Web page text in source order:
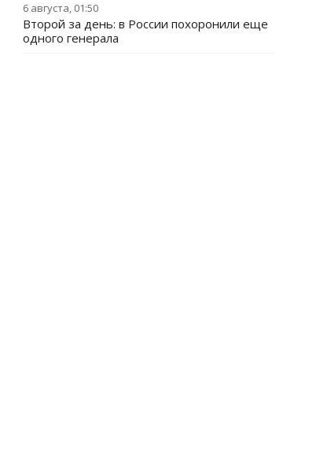
6 августа, 01:50
Второй за день: в России похоронили еще
одного генерала